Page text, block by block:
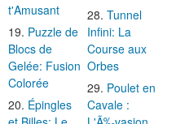
t'Amusant
Puzzle de
Blocs de
Gelée: Fusion
Colorée
Épingles
Tunnel
Infini: La
Course aux
Orbes
Poulet en
Cavale :